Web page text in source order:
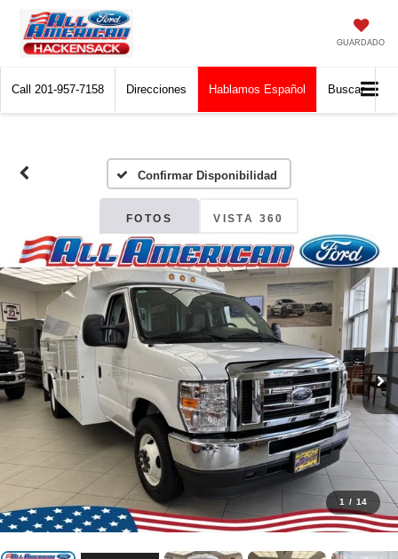
GUARDADO
Call 201-957-7158 Direcciones Hablamos Español Buscar
Confirmar Disponibilidad
FOTOS VISTA 360
1 / 14